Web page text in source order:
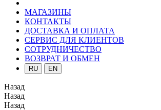
МАГАЗИНЫ
КОНТАКТЫ
ДОСТАВКА И ОПЛАТА
СЕРВИС ДЛЯ КЛИЕНТОВ
СОТРУДНИЧЕСТВО
ВОЗВРАТ И ОБМЕН
RU EN
Назад
Назад
Назад